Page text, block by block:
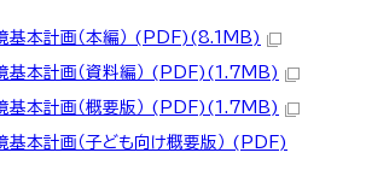
基本計画（本編） (PDF)(8.1MB)
基本計画（資料編） (PDF)(1.7MB)
基本計画（概要版） (PDF)(1.7MB)
本計画（子ども向け概要版） (PDF)